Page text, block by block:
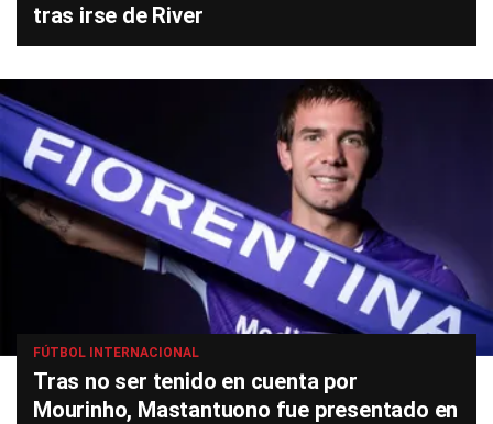
tras irse de River
FÚTBOL INTERNACIONAL
Tras no ser tenido en cuenta por
Mourinho, Mastantuono fue presentado en